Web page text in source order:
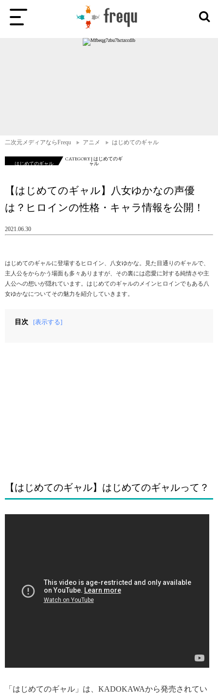
二次元メディアならFrequ アニメ はじめてのギャル
はじめてのギャル
CATEGORY | はじめてのギ
ャル
【はじめてのギャル】八女ゆかなの声優
は？ヒロインの性格・キャラ情報を公開！
2021.06.30
はじめてのギャルに登場するヒロイン、八女ゆかな。見た目通りのギャルで、
主人公をからかう場面も多々ありますが、その裏には恋愛に対する純情さや主
人公への想いが隠れています。はじめてのギャルのメインヒロインでもある八
女ゆかなについてその魅力を紹介していきます。
目次 [表示する]
【はじめてのギャル】はじめてのギャルって？
「はじめてのギャル」は、KADOKAWAから発売されてい